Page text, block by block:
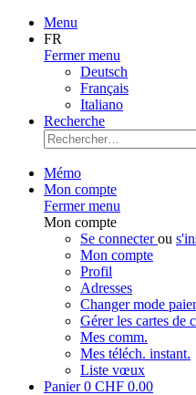
Menu
FR
Fermer menu
Deutsch
Français
Italiano
Recherche
Mémo
Mon compte
Fermer menu
Mon compte
Se connecterou
Mon compte
Profil
Adresses
Changer mode
Gérer les cartes de
Mes comm.
Mes téléch. instant.
Liste vœux
Panier0 CHF 0.00